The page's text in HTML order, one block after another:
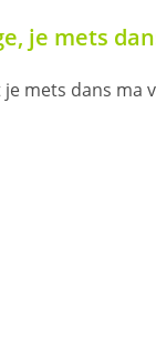
je mets
mets dans ma